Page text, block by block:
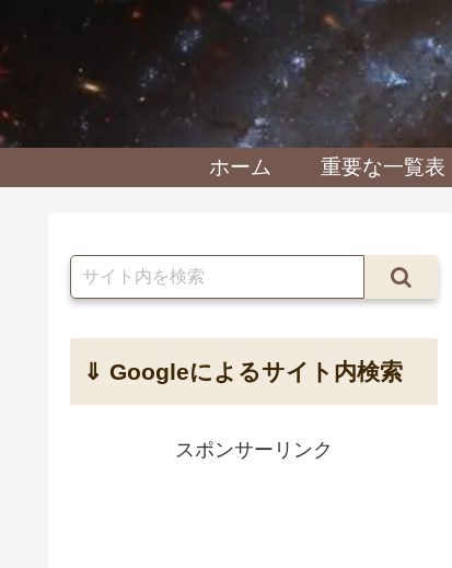
ホーム 重要な一覧表
⇓ Googleによるサイト内検索
スポンサーリンク